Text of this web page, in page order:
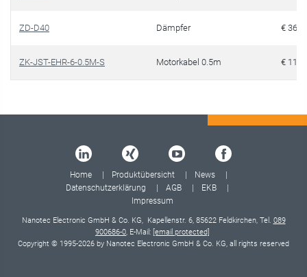
ZD-D40 Dämpfer €
ZK-JST-EHR-6-0.5M-S Motorkabel 0.5m €
Home Produktübersicht
News
Datenschutzerklärung
AGB
EKB
Impressum
Nanotec Electronic GmbH & Co. KG, Kapellenstr. 6, 85622 Feldkirchen, Tel. 089
900686-0, E-Mail: [email protected]
Copyright © 1995-2026 by Nanotec Electronic GmbH & Co. KG, all rights reserved